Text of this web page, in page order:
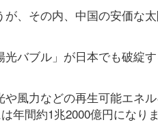
、その内、中国の安価な
バブル」が日本でも破綻
風力などの再生可能エネ
年間約1兆2000億円になりま